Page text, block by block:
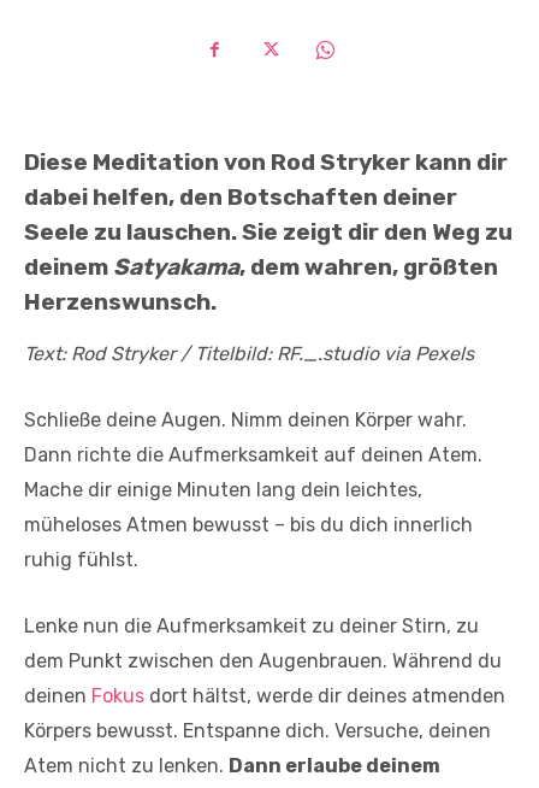
Diese Meditation von Rod Stryker kann dir
dabei helfen, den Botschaften deiner
Seele zu lauschen. Sie zeigt dir den Weg zu
deinem Satyakama, dem wahren, größten
Herzenswunsch.
Text: Rod Stryker / Titelbild: RF._.studio via Pexels
Schließe deine Augen. Nimm deinen Körper wahr.
Dann richte die Aufmerksamkeit auf deinen Atem.
Mache dir einige Minuten lang dein leichtes,
müheloses Atmen bewusst – bis du dich innerlich
ruhig fühlst.
Lenke nun die Aufmerksamkeit zu deiner Stirn, zu
dem Punkt zwischen den Augenbrauen. Während du
deinen Fokus dort hältst, werde dir deines atmenden
Körpers bewusst. Entspanne dich. Versuche, deinen
Atem nicht zu lenken. Dann erlaube deinem